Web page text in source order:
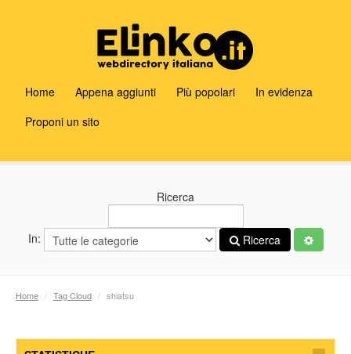
Home Appena aggiunti Più popolari
In evidenza
Proponi un sito
Ricerca
In: Ricerca
Home / Tag Cloud / shiatsu